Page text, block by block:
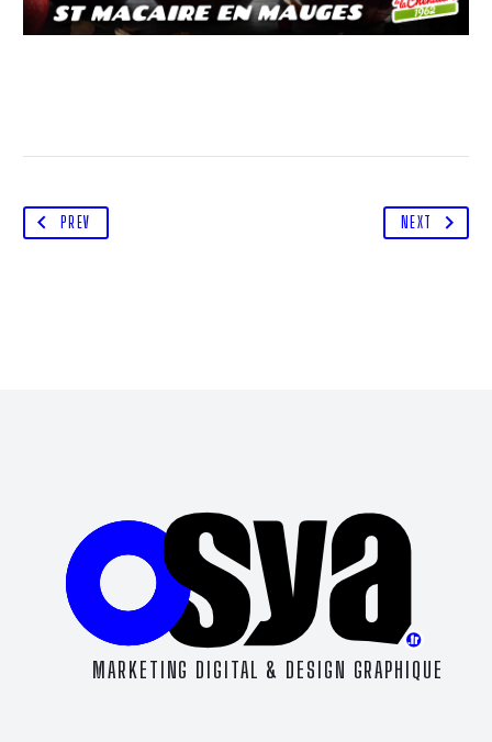
PREV NEXT
MARKETING DIGITAL & DESIGN GRAPHIQUE